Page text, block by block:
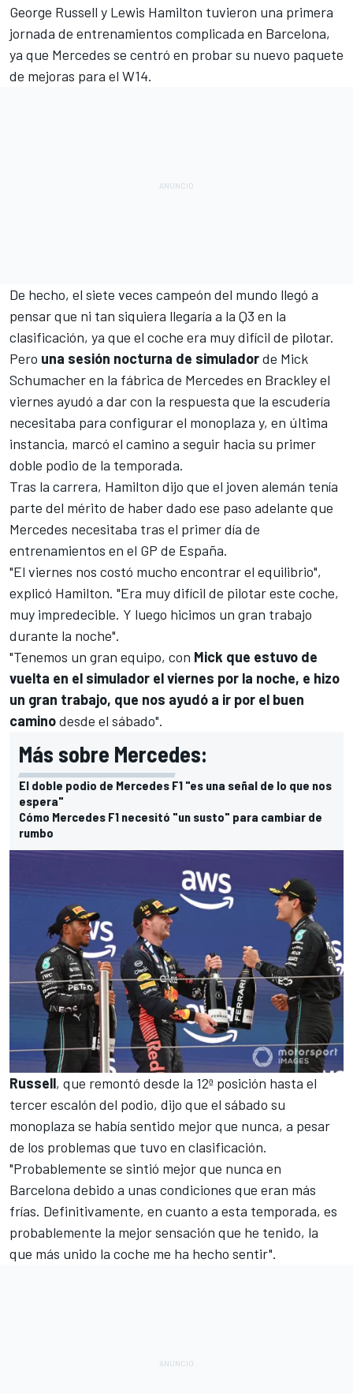
George Russell y Lewis Hamilton tuvieron una primera
jornada de entrenamientos complicada en Barcelona,
ya que Mercedes se centró en probar su nuevo paquete
de mejoras para el W14.
De hecho, el siete veces campeón del mundo llegó a
pensar que ni tan siquiera llegaría a la Q3 en la
clasificación, ya que el coche era muy difícil de pilotar.
Pero una sesión nocturna de simuladorde Mick
Schumacheren la fábrica de Mercedes en Brackley el
viernes ayudó a dar con la respuesta que la escudería
necesitaba para configurar el monoplaza y, en última
instancia, marcó el camino a seguir hacia su primer
doble podio de la temporada.
Tras la carrera, Hamilton dijo que el joven alemán tenía
parte del mérito de haber dado ese paso adelante que
Mercedes necesitaba tras el primer día de
entrenamientos en el GP de España.
"El viernes nos costó mucho encontrar el equilibrio",
explicó Hamilton. "Era muy difícil de pilotar este coche,
muy impredecible. Y luego hicimos un gran trabajo
durante la noche".
"Tenemos un gran equipo, con Mick que estuvo de
vuelta en el simulador el viernes por la noche, e hizo
un gran trabajo, que nos ayudó a ir por el buen
caminodesde el sábado".
Más sobre Mercedes:
El doble podio de Mercedes F1 "es una señal de lo que nos
espera"
Cómo Mercedes F1 necesitó "un susto" para cambiar de
rumbo
Russell, que remontó desde la 12ª posición hasta el
tercer escalón del podio, dijo que el sábado su
monoplaza se había sentido mejor que nunca, a pesar
de los problemas que tuvo en clasificación.
"Probablemente se sintió mejor que nunca en
Barcelona debido a unas condiciones que eran más
frías. Definitivamente, en cuanto a esta temporada, es
probablemente la mejor sensación que he tenido, la
que más unido la coche me ha hecho sentir".